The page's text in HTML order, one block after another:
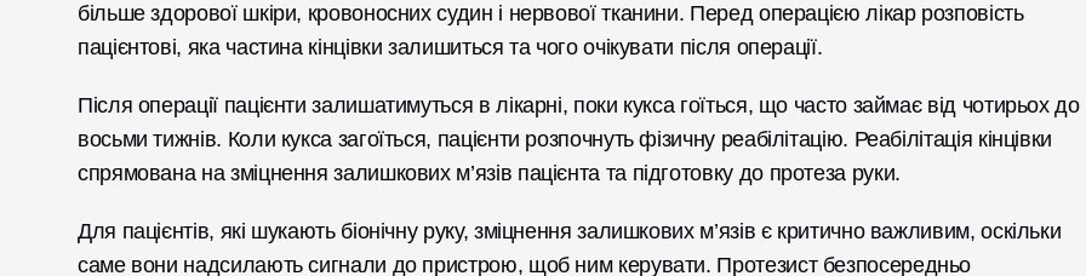
більше здорової шкіри, кровоносних судин і нервової тканини. Перед операцією лікар розповість
пацієнтові, яка частина кінцівки залишиться та чого очікувати після операції.
Після операції пацієнти залишатимуться в лікарні, поки кукса гоїться, що часто займає від чотирьох до
восьми тижнів. Коли кукса загоїться, пацієнти розпочнуть фізичну реабілітацію. Реабілітація кінцівки
спрямована на зміцнення залишкових м’язів пацієнта та підготовку до протеза руки.
Для пацієнтів, які шукають біонічну руку, зміцнення залишкових м’язів є критично важливим, оскільки
саме вони надсилають сигнали до пристрою, щоб ним керувати. Протезист безпосередньо